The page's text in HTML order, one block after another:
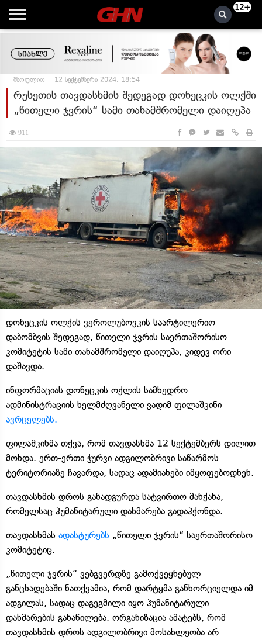
12+
მსოფლიო 12 სექტემბერი 2024, 18:54
რუსეთის თავდასხმის შედეგად დონეცკის ოლქში
„წითელი ჯვრის“ სამი თანამშრომელი დაიღუპა
911
დონეცკის ოლქის ვეროლუბოვკის საარტილერიო
დაბომბვის შედეგად, წითელი ჯვრის საერთაშორისო
კომიტეტის სამი თანამშრომელი დაიღუპა, კიდევ ორი ​​
დაშავდა.
ინფორმაციას დონეცკის ოქლის სამხედრო
ადმინისტრაციის ხელმძღვანელი ვადიმ ფილაშკინი
ავრცელებს.
ფილაშკინმა თქვა, რომ თავდასხმა 12 სექტემბერს დილით
მოხდა. ერთ-ერთი ჭურვი ადგილობრივი საწარმოს
ტერიტორიაზე ჩავარდა, სადაც ადამიანები იმყოფებოდნენ.
თავდასხმის დროს განადგურდა სატვირთო მანქანა,
რომელსაც ჰუმანიტარული დახმარება გადაჰქონდა.
თავდასხმას ადასტურებს „წითელი ჯვრის“ საერთაშორისო
კომიტეტიც.
„წითელი ჯვრის“ ვებგვერდზე გამოქვეყნებულ
განცხადებაში ნათქვამია, რომ დარტყმა განხორციელდა იმ
ადგილას, სადაც დაგეგმილი იყო ჰუმანიტარული
დახმარების განაწილება. ორგანიზაცია ამატებს, რომ
თავდასხმის დროს ადგილობრივი მოსახლეობა არ